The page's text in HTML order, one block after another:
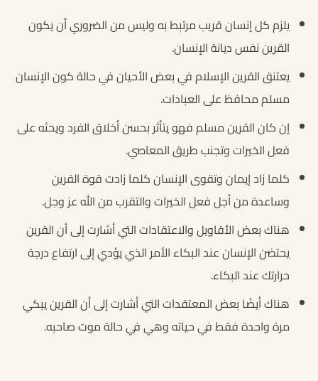
يلزم كل إنسان قريب مرتبط به وليس من الضروري أن يكون
القرين نفس ديانة الإنسان.
يعتنق القرين الإسلام في بعض الأحيان في حالة كون الإنسان
مسلم محافظ على العبادات.
إن كان القرين مسلم فهو يتأثر بحسن أخلاق الفرد ويحثه على
فعل الخيرات وتجنب طريق المعاصي.
كلما زاد إيمان وتقوى الإنسان كلما زادت قوة القرين
وساعدة من أجل فعل الخيرات والتقرب من الله عز وجل.
هناك بعض الأقاويل والاعتقادات التي أشارت إلى أن القرين
يحتضن الإنسان عند البكاء الأمر الذي يؤدي إلى ارتفاع درجة
حرارتك عند البكاء.
هناك أيضًا بعض المعتقدات التي أشارت إلى أن القرين يبكي
مرة واحدة فقط في حياته وهي في حالة موت صاحبه.